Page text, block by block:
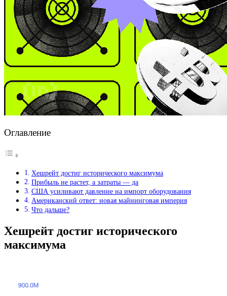
Оглавление
Хешрейт достиг исторического максимума
Прибыль не растет, а затраты — да
США усиливают давление на импорт оборудования
Американский ответ: новая майнинговая империя
Что дальше?
Хешрейт достиг исторического
максимума